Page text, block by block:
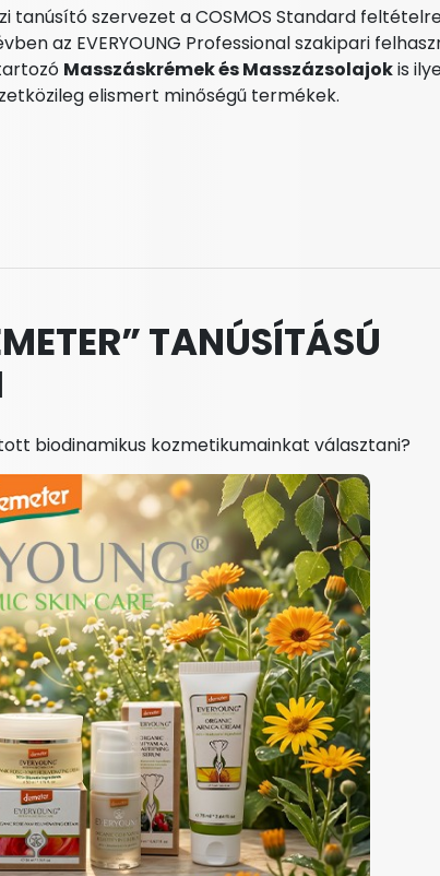
tanúsító szervezet a COSMOS Standard
az EVERYOUNG Professional szakipari
Masszáskrémek és Masszázsolajokis
elismert minőségű termékek.
TANÚSÍTÁSÚ
biodinamikus kozmetikumainkat választani?